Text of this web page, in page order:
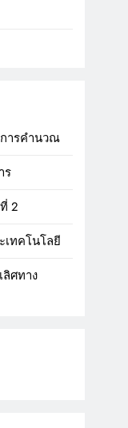
ารคำนวณ
ร
2
ทคโนโลยี
ศทาง